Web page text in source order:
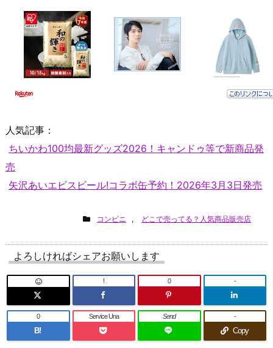
人気記事：
ちいかわ100均最新グッズ2026！キャンドゥ等で新商品発
売
矢沢あいエビスビール!コラボ缶予約！2026年3月3日発売
コンビニ , どこで売ってる？人気商品販売店
よろしければシェアお願いします
! 0 -
B!
0 Service Una Send
Copy
-